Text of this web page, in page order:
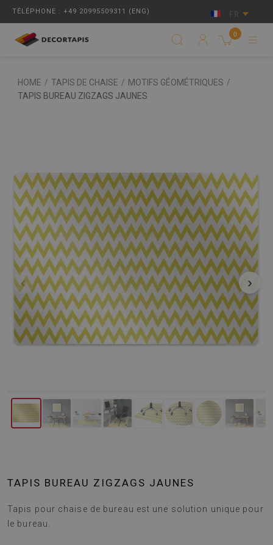
TÉLÉPHONE : +49 20995509311 (ENG) FR
0
HOME / TAPIS DE CHAISE / MOTIFS GÉOMÉTRIQUES /
TAPIS BUREAU ZIGZAGS JAUNES
‹ ›
TAPIS BUREAU ZIGZAGS JAUNES
Tapis pour chaise de bureau est une solution unique pour
le bureau.